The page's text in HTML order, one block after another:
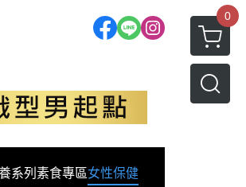
0
系列 素食專區女性保健